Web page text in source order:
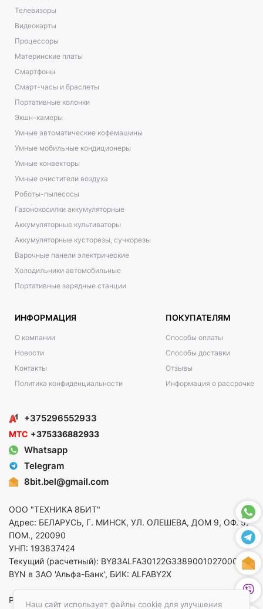
Наш сайт использует файлы cookie для улучшения
Телевизоры
Видеокарты
Процессоры
Материнские платы
Смартфоны
Смарт-часы и браслеты
Портативные колонки
Экшн-камеры
Умные автоматические кофемашины
Умные мобильные кондиционеры
Умные конвекторы
Умные очистители воздуха
Роботы-пылесосы
Газонокосилки аккумуляторные
Аккумуляторные культиваторы
Аккумуляторные кусторезы, сучкорезы
Варочные панели электрические
Холодильники автомобильные
Портативные зарядные станции
ИНФОРМАЦИЯ
О компании
Новости
Контакты
Политика конфиденциальности
ПОКУПАТЕЛЯМ
Способы оплаты
Способы доставки
Отзывы
Информация о рассрочке
+375296552933
МТС +375336882933
Whatsapp
Telegram
8bit.bel@gmail.com
ООО "ТЕХНИКА 8БИТ"
Адрес: БЕЛАРУСЬ, Г. МИНСК, УЛ. ОЛЕШЕВА, ДОМ 9, ОФ. 5,
ПОМ., 220090
УНП: 193837424
Текущий (расчетный): BY83ALFA30122G33890010270000 в
BYN в ЗАО 'Альфа-Банк', БИК: ALFABY2X
Регистрация в торговом реестре от 14.08.2025 Минский